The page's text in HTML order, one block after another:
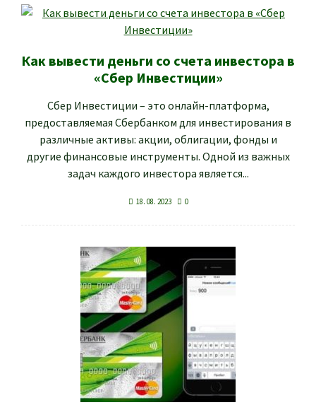
Как вывести деньги со счета инвестора в
«Сбер Инвестиции»
Сбер Инвестиции – это онлайн-платформа,
предоставляемая Сбербанком для инвестирования в
различные активы: акции, облигации, фонды и
другие финансовые инструменты. Одной из важных
задач каждого инвестора является...
18. 08. 2023 0